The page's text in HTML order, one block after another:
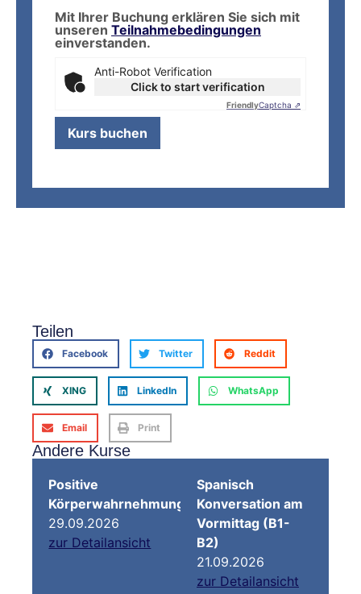
Mit Ihrer Buchung erklären Sie sich mit
unseren Teilnahmebedingungen
einverstanden.
Anti-Robot Verification
Click to start verification
FriendlyCaptcha ⇗
Teilen
Facebook Twitter Reddit
XING LinkedIn WhatsApp
Email Print
Andere Kurse
Positive
Körperwahrnehmung
29.09.2026
zur Detailansicht
Spanisch
Konversation am
Vormittag (B1-
B2)
21.09.2026
zur Detailansicht